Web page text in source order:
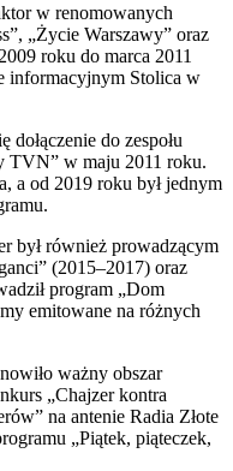
w renomowanych
„Życie Warszawy” oraz
roku do marca 2011
informacyjnym Stolica w
dołączenie do zespołu
TVN” w maju 2011 roku.
a od 2019 roku był jednym
był również prowadzącym
(2015–2017) oraz
program „Dom
emitowane na różnych
ważny obszar
„Chajzer kontra
na antenie Radia Złote
„Piątek, piąteczek,